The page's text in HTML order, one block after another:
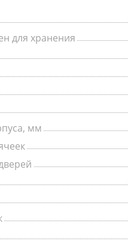
для хранения
мм